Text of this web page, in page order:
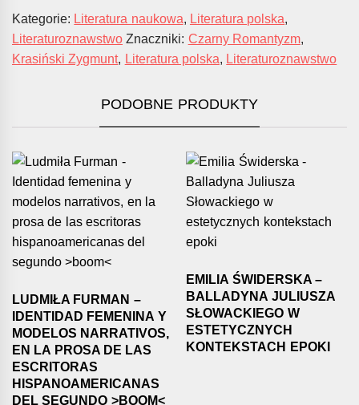
Kategorie: Literatura naukowa, Literatura polska,
Literaturoznawstwo Znaczniki: Czarny Romantyzm,
Krasiński Zygmunt, Literatura polska, Literaturoznawstwo
PODOBNE PRODUKTY
LUDMIŁA FURMAN –
IDENTIDAD FEMENINA Y
MODELOS NARRATIVOS,
EN LA PROSA DE LAS
ESCRITORAS
HISPANOAMERICANAS
DEL SEGUNDO >BOOM<
EMILIA ŚWIDERSKA –
BALLADYNA JULIUSZA
SŁOWACKIEGO W
ESTETYCZNYCH
KONTEKSTACH EPOKI